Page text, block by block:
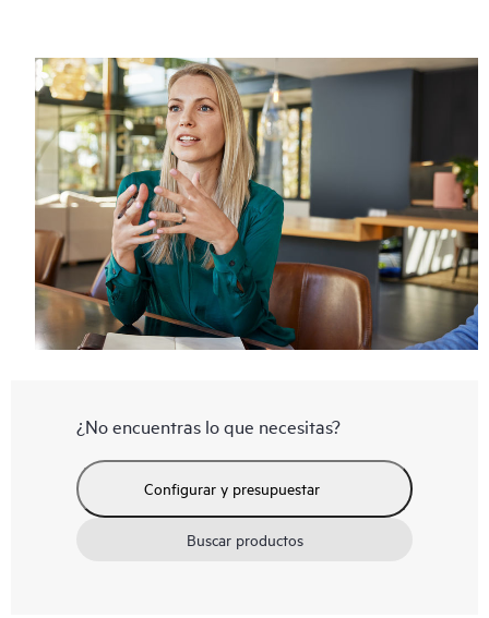
¿No encuentras lo que necesitas?
Configurar y presupuestar
Buscar productos